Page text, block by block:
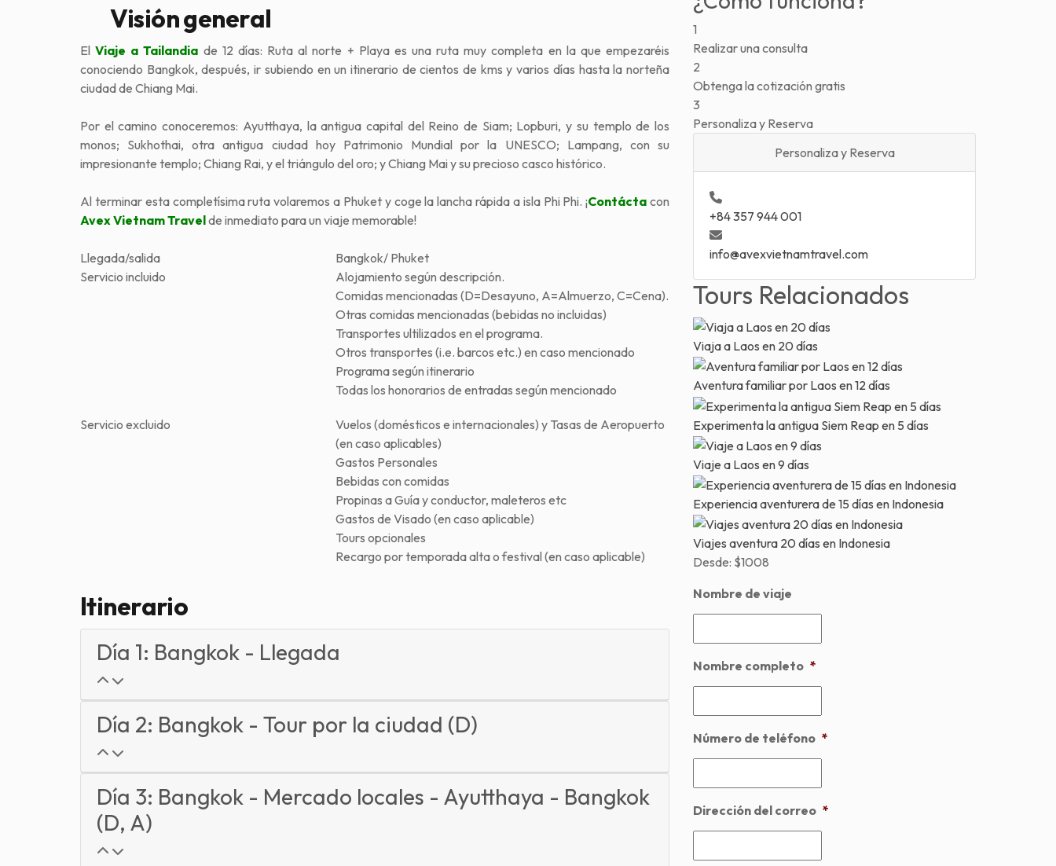
Visión general
ElViaje a Tailandia de 12 días: Ruta al norte + Playa es una ruta muy completa en la que empezaréis
conociendo Bangkok, después, ir subiendo en un itinerario de cientos de kms y varios días hasta la norteña
ciudad de Chiang Mai.
Por el camino conoceremos: Ayutthaya, la antigua capital del Reino de Siam; Lopburi, y su templo de los
monos; Sukhothai, otra antigua ciudad hoy Patrimonio Mundial por la UNESCO; Lampang, con su
impresionante templo; Chiang Rai, y el triángulo del oro; y Chiang Mai y su precioso casco histórico.
Al terminar esta completísima ruta volaremos a Phuket y coge la lancha rápida a isla Phi Phi. ¡Contácta con
Avex Vietnam Travelde inmediato para un viaje memorable!
Llegada/salida
Bangkok/ Phuket
Servicio incluido
Alojamiento según descripción.
Comidas mencionadas (D=Desayuno, A=Almuerzo, C=Cena).
Otras comidas mencionadas (bebidas no incluidas)
Transportes ultilizados en el programa.
Otros transportes (i.e. barcos etc.) en caso mencionado
Programa según itinerario
Todas los honorarios de entradas según mencionado
Servicio excluido
Vuelos (domésticos e internacionales) y Tasas de Aeropuerto
(en caso aplicables)
Gastos Personales
Bebidas con comidas
Propinas a Guía y conductor, maleteros etc
Gastos de Visado (en caso aplicable)
Tours opcionales
Recargo por temporada alta o festival (en caso aplicable)
Itinerario
Día 1: Bangkok - Llegada
Día 2: Bangkok - Tour por la ciudad (D)
Día 3: Bangkok - Mercado locales - Ayutthaya - Bangkok
(D, A)
1
Realizar una consulta
2
Obtenga la cotización gratis
3
Personaliza y Reserva
Personaliza y Reserva
+84 357 944 001
info@avexvietnamtravel.com
Tours Relacionados
Viaja a Laos en 20 días
Aventura familiar por Laos en 12 días
Experimenta la antigua Siem Reap en 5 días
Viaje a Laos en 9 días
Experiencia aventurera de 15 días en Indonesia
Viajes aventura 20 días en Indonesia
Desde: $1008
Nombre de viaje
Nombre completo *
Número de teléfono *
Dirección del correo *